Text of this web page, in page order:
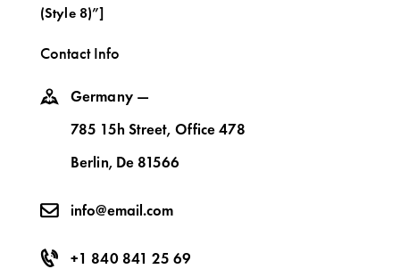
(Style 8)”]
Contact Info
Germany —
785 15h Street, Office 478
Berlin, De 81566
info@email.com
+1 840 841 25 69